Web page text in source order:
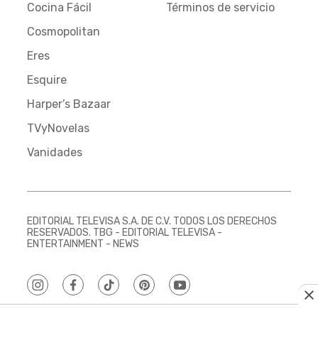
Cocina Fácil
Cosmopolitan
Eres
Esquire
Harper’s Bazaar
TVyNovelas
Vanidades
Términos de servicio
EDITORIAL TELEVISA S.A. DE C.V. TODOS LOS DERECHOS
RESERVADOS. TBG - EDITORIAL TELEVISA -
ENTERTAINMENT - NEWS
instagramfacebooktiktokpinterestyoutube